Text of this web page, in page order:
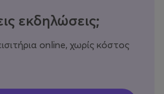
εκδηλώσεις;
online, χωρίς κόστος